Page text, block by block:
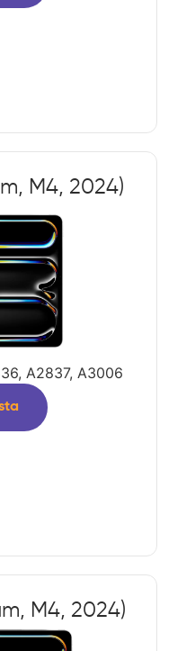
M4, 2024)
A2837, A3006
M4, 2024)